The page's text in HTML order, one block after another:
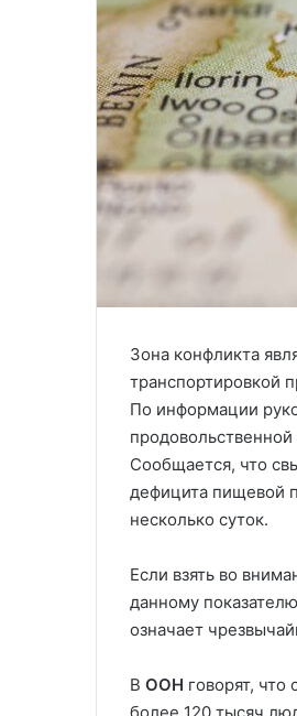
Зона конфликта
транспортировкой
По информации
Сообщается, что
дефицита пищевой
несколько суток.
Если взять во
данному
означает
В ООН говорят,